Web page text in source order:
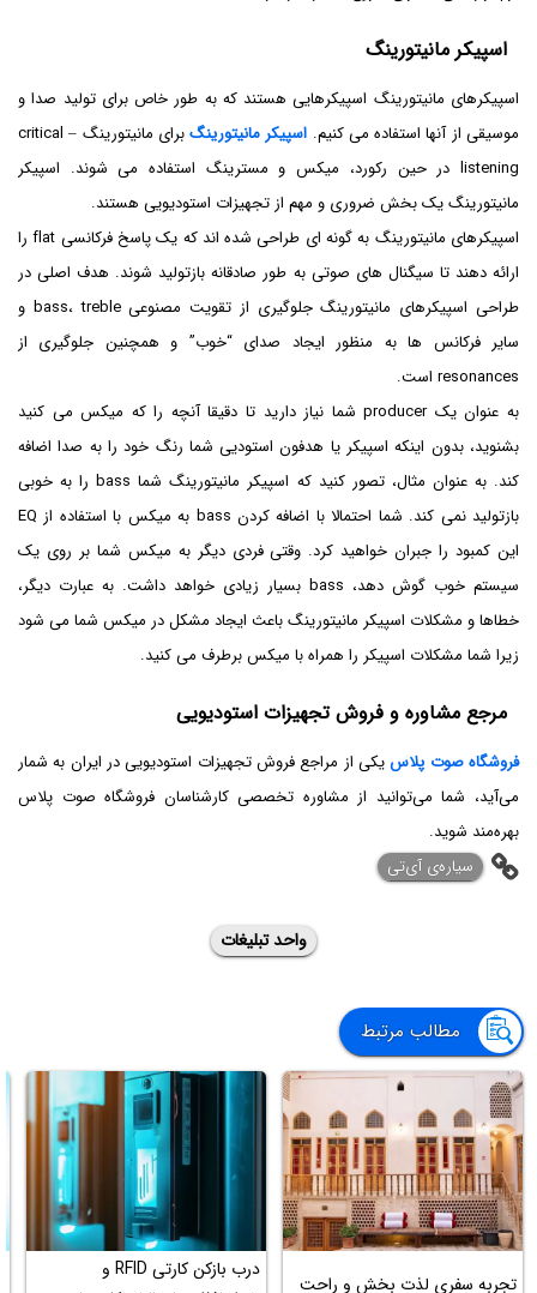
اسپیکر مانیتورینگ
اسپیکرهای مانیتورینگ اسپیکرهایی هستند که به طور خاص برای تولید صدا و
موسیقی از آنها استفاده می کنیم. اسپیکر مانیتورینگ
برای مانیتورینگ – critical
listening در حین رکورد، میکس و مسترینگ استفاده می شوند. اسپیکر
مانیتورینگ یک بخش ضروری و مهم از تجهیزات استودیویی هستند.
اسپیکرهای مانیتورینگ به گونه ای طراحی شده اند که یک پاسخ فرکانسی flat را
ارائه دهند تا سیگنال های صوتی به طور صادقانه بازتولید شوند. هدف اصلی در
طراحی اسپیکرهای مانیتورینگ جلوگیری از تقویت مصنوعی bass، treble و
سایر فرکانس ها به منظور ایجاد صدای “خوب” و همچنین جلوگیری از
resonances است.
به عنوان یک producer شما نیاز دارید تا دقیقا آنچه را که میکس می کنید
بشنوید، بدون اینکه اسپیکر یا هدفون استودیی شما رنگ خود را به صدا اضافه
کند. به عنوان مثال، تصور کنید که اسپیکر مانیتورینگ شما bass را به خوبی
بازتولید نمی کند. شما احتمالا با اضافه کردن bass به میکس با استفاده از EQ
این کمبود را جبران خواهید کرد. وقتی فردی دیگر به میکس شما بر روی یک
سیستم خوب گوش دهد، bass بسیار زیادی خواهد داشت. به عبارت دیگر،
خطاها و مشکلات اسپیکر مانیتورینگ باعث ایجاد مشکل در میکس شما می شود
زیرا شما مشکلات اسپیکر را همراه با میکس برطرف می کنید.
مرجع مشاوره و فروش تجهیزات استودیویی
فروشگاه صوت پلاسیکی از مراجع فروش تجهیزات استودیویی در ایران به شمار
می‌آید، شما می‌توانید از مشاوره تخصصی کارشناسان فروشگاه صوت پلاس
بهره‌مند شوید.
‌سیاره‌ی آی‌تی
واحد تبلیغات
مطالب مرتبط
تجربه سفری لذت بخش و راحت
درب بازکن کارتی RFID و